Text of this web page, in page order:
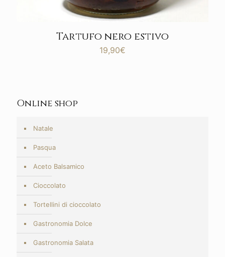
Tartufo nero estivo
19,90€
Online shop
Natale
Pasqua
Aceto Balsamico
Cioccolato
Tortellini di cioccolato
Gastronomia Dolce
Gastronomia Salata